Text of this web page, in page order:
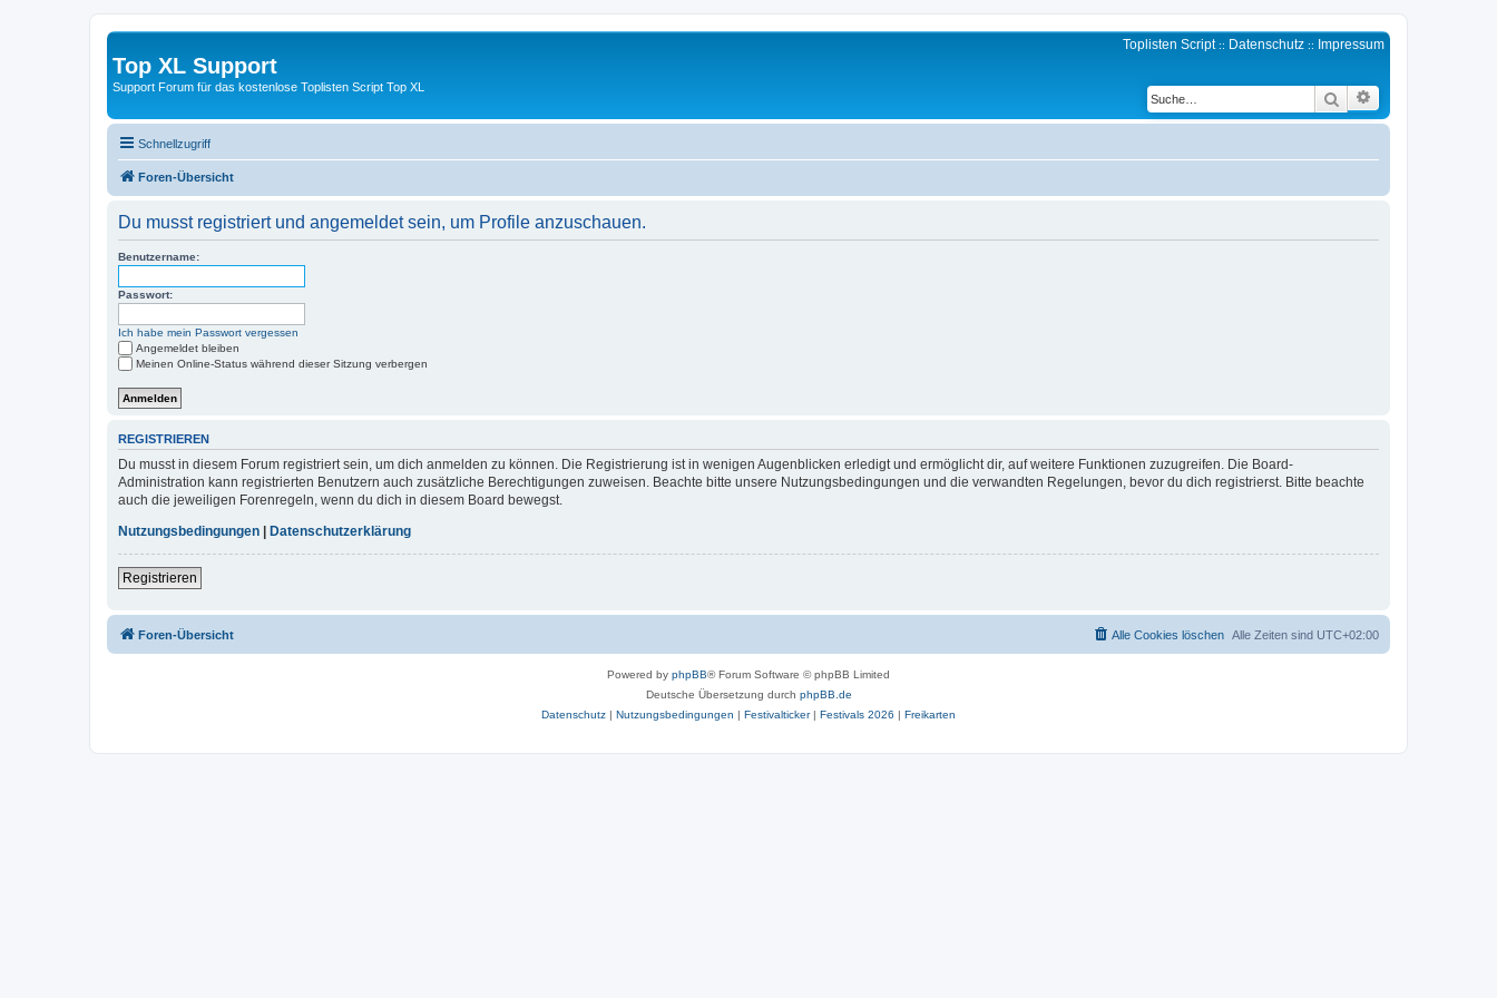
Top XL Support
Support Forum für das kostenlose Toplisten Script Top XL
Toplisten Script:: Datenschutz :: Impressum
Suche
Schnellzugriff
Foren-Übersicht
Du musst registriert und angemeldet sein, um Profile anzuschauen.
Benutzername:
Passwort:
Ich habe mein Passwort vergessen
Angemeldet bleiben
Meinen Online-Status während dieser Sitzung verbergen
REGISTRIEREN
Du musst in diesem Forum registriert sein, um dich anmelden zu können. Die Registrierung ist in wenigen Augenblicken erledigt und ermöglicht dir, auf weitere Funktionen zuzugreifen. Die Board-
Administration kann registrierten Benutzern auch zusätzliche Berechtigungen zuweisen. Beachte bitte unsere Nutzungsbedingungen und die verwandten Regelungen, bevor du dich registrierst. Bitte beachte
auch die jeweiligen Forenregeln, wenn du dich in diesem Board bewegst.
Nutzungsbedingungen
Datenschutzerklärung
Registrieren
Foren-Übersicht Alle Zeiten sind UTC+02:00
Alle Cookies löschen
Powered by phpBB® Forum Software © phpBB Limited
Deutsche Übersetzung durch phpBB.de
Datenschutz | Nutzungsbedingungen | Festivalticker| Festivals 2026 | Freikarten